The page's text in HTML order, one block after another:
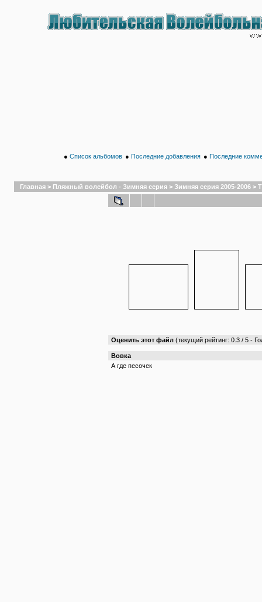
● Список альбомов ● Последние добавления ● Последние
Главная > Пляжный волейбол - Зимняя серия > Зимняя серия 2005-2006 >
Оценить этот файл (текущий рейтинг: 0.3 / 5 -
Вовка
А где песочек